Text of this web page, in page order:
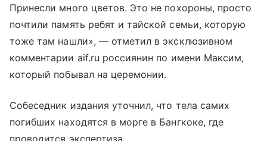
Принесли много цветов. Это не похороны, просто
почтили память ребят и тайской семьи, которую
тоже там нашли», — отметил в эксклюзивном
комментарии aif.ru россиянин по имени Максим,
который побывал на церемонии.
Собеседник издания уточнил, что тела самих
погибших находятся в морге в Бангкоке, где